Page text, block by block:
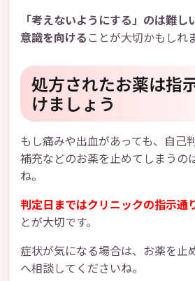
「考えないようにする」のは難
意識を向ける ことが大切かもしれ
処方されたお薬は指
けましょう
もし痛みや出血があっても、自己
補充などのお薬を止めてしまうの
ね。
判定日まではクリニックの指示通
とが大切です。
症状が気になる場合は、お薬を止
へ相談してくださいね。